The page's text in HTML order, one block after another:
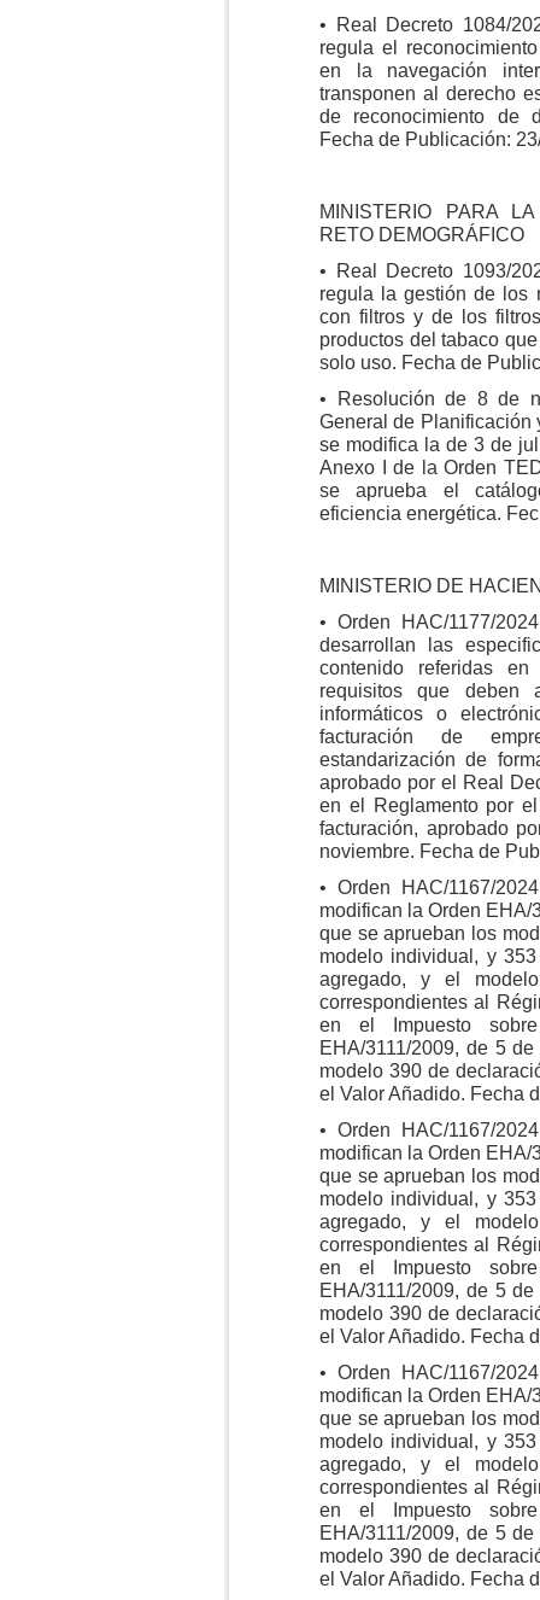
• Real Decreto 1084/
regula el
en la navegación
transponen al derecho
de reconocimiento de
Fecha de Publicación:
MINISTERIO PARA
RETO DEMOGRÁFICO
• Real Decreto 1093/
regula la gestión de los
con filtros y de los
productos del tabaco
solo uso. Fecha de
• Resolución de 8 de
General de Planificación
se modifica la de 3 de
Anexo I de la Orden
se aprueba el
eficiencia energética.
MINISTERIO DE
• Orden HAC/1177/
desarrollan las
contenido referidas
requisitos que deben
informáticos o
facturación de
estandarización de
aprobado por el Real
en el Reglamento por
facturación, aprobado
noviembre. Fecha de
• Orden HAC/1167/
modifican la Orden
que se aprueban los
modelo individual, y
agregado, y el
correspondientes al
en el Impuesto
EHA/3111/2009, de 5
modelo 390 de
el Valor Añadido. Fecha
• Orden HAC/1167/
modifican la Orden
que se aprueban los
modelo individual, y
agregado, y el
correspondientes al
en el Impuesto
EHA/3111/2009, de 5
modelo 390 de
el Valor Añadido. Fecha
• Orden HAC/1167/
modifican la Orden
que se aprueban los
modelo individual, y
agregado, y el
correspondientes al
en el Impuesto
EHA/3111/2009, de 5
modelo 390 de
el Valor Añadido. Fecha